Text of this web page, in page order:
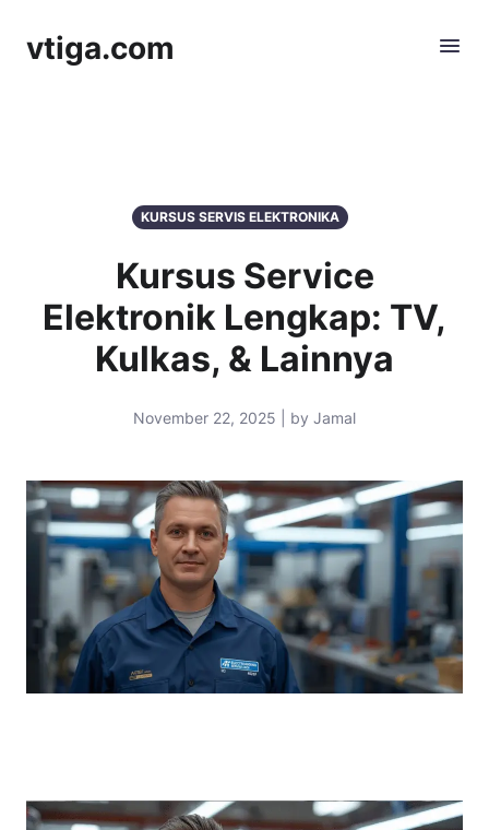
vtiga.com
KURSUS SERVIS ELEKTRONIKA
Kursus Service
Elektronik Lengkap: TV,
Kulkas, & Lainnya
November 22, 2025 | by Jamal